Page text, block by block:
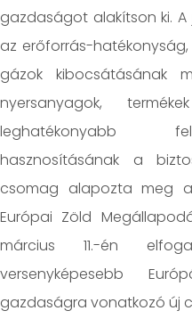
gazdaságot alakítson ki.
az erőforrás-
gázok kibocsátásának
nyersanyagok,
leghatékonyabb
hasznosításának a
csomag alapozta meg
Európai Zöld
március 11.-én
versenyképesebb
gazdaságra vonatkozó új